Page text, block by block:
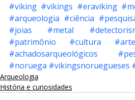
#viking #vikings #eraviking
#arqueologia #ciência
#joias
#metal
#patrimônio
#cultura
#achadosarqueológicos
#noruega #vikingsnoruegueses
Arqueologia
História e curiosidades